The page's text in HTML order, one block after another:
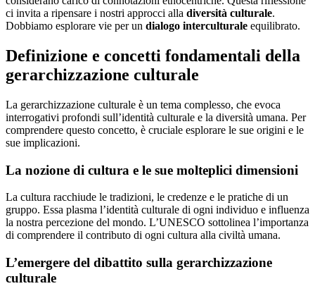
ci invita a ripensare i nostri approcci alla diversità culturale.
Dobbiamo esplorare vie per un dialogo interculturale equilibrato.
Definizione e concetti fondamentali della
gerarchizzazione culturale
La gerarchizzazione culturale è un tema complesso, che evoca
interrogativi profondi sull’identità culturale e la diversità umana. Per
comprendere questo concetto, è cruciale esplorare le sue origini e le
sue implicazioni.
La nozione di cultura e le sue molteplici dimensioni
La cultura racchiude le tradizioni, le credenze e le pratiche di un
gruppo. Essa plasma l’identità culturale di ogni individuo e influenza
la nostra percezione del mondo. L’UNESCO sottolinea l’importanza
di comprendere il contributo di ogni cultura alla civiltà umana.
L’emergere del dibattito sulla gerarchizzazione
culturale